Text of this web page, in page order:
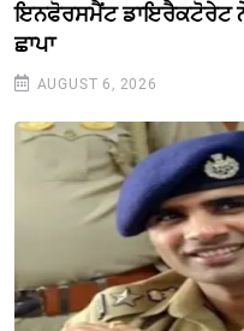
ਇਨਫੋਰਸਮੈਂਟ ਡਾਇਰੈਕਟੋਰੇਟ
ਛਾਪਾ
AUGUST 6, 2026